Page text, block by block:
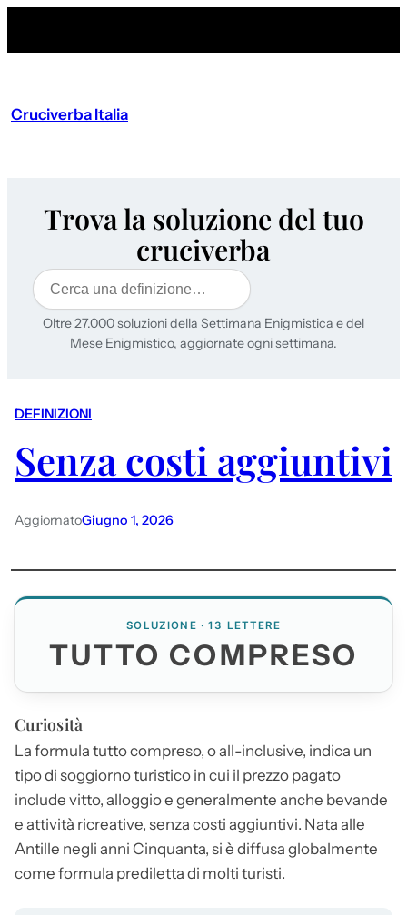
Cruciverba Italia
Trova la soluzione del tuo
cruciverba
Cerca
Oltre 27.000 soluzioni della Settimana Enigmistica e del
Mese Enigmistico, aggiornate ogni settimana.
DEFINIZIONI
Senza costi aggiuntivi
AggiornatoGiugno 1, 2026
SOLUZIONE · 13 LETTERE
TUTTO COMPRESO
Curiosità
La formula tutto compreso, o all-inclusive, indica un
tipo di soggiorno turistico in cui il prezzo pagato
include vitto, alloggio e generalmente anche bevande
e attività ricreative, senza costi aggiuntivi. Nata alle
Antille negli anni Cinquanta, si è diffusa globalmente
come formula prediletta di molti turisti.